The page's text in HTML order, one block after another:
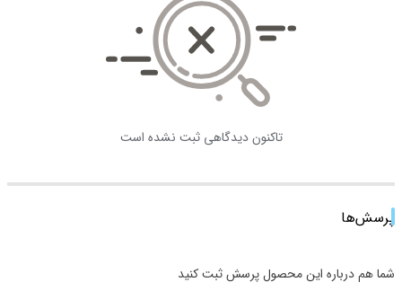
تاکنون دیدگاهی ثبت نشده است
پرسش‌ها
شما هم درباره این محصول پرسش ثبت کنید